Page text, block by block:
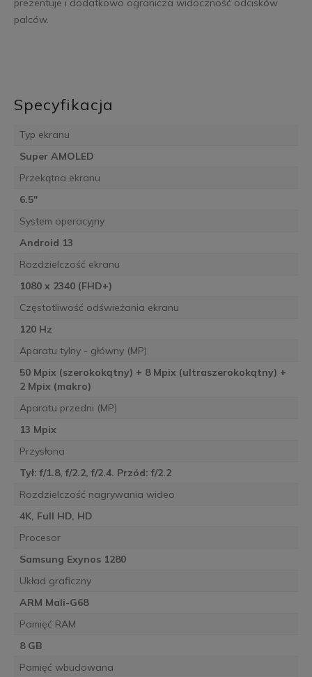
prezentuje i dodatkowo ogranicza widoczność odcisków
palców.
Specyfikacja
Typ ekranu
Super AMOLED
Przekątna ekranu
6.5"
System operacyjny
Android 13
Rozdzielczość ekranu
1080 x 2340 (FHD+)
Częstotliwość odświeżania ekranu
120 Hz
Aparatu tylny - główny (MP)
50 Mpix (szerokokątny) + 8 Mpix (ultraszerokokątny) +
2 Mpix (makro)
Aparatu przedni (MP)
13 Mpix
Przysłona
Tył: f/1.8, f/2.2, f/2.4. Przód: f/2.2
Rozdzielczość nagrywania wideo
4K, Full HD, HD
Procesor
Samsung Exynos 1280
Układ graficzny
ARM Mali-G68
Pamięć RAM
8 GB
Pamięć wbudowana